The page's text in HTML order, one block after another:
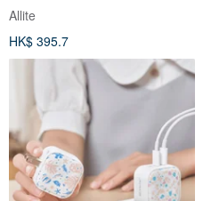
Allite
HK$ 395.7